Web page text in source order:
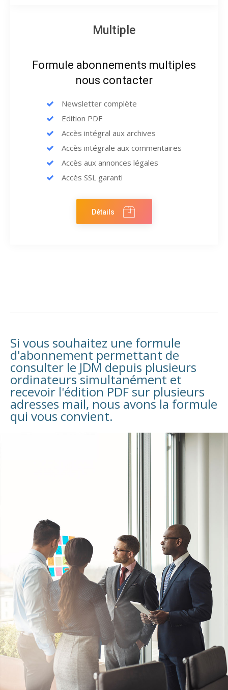
Multiple
Formule abonnements multiples
nous contacter
Newsletter complète
Edition PDF
Accès intégral aux archives
Accès intégrale aux commentaires
Accès aux annonces légales
Accès SSL garanti
Détails
Si vous souhaitez une formule
d'abonnement permettant de
consulter le JDM depuis plusieurs
ordinateurs simultanément et
recevoir l'édition PDF sur plusieurs
adresses mail, nous avons la formule
qui vous convient.